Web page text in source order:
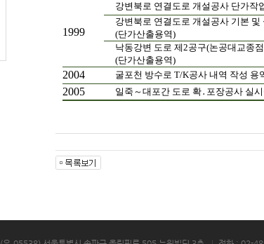
1999
강변북로 연결도로 개설공사 단가작
강변북로 연결도로 개설공사 기본 및
(단가산출용역)
낙동강변 도로 제2공구(논공대교종
(단가산출용역)
2004 굴포천 방수로 T/K공사 내역 작성 용
2005 일죽～대포간 도로 확․포장공사 실